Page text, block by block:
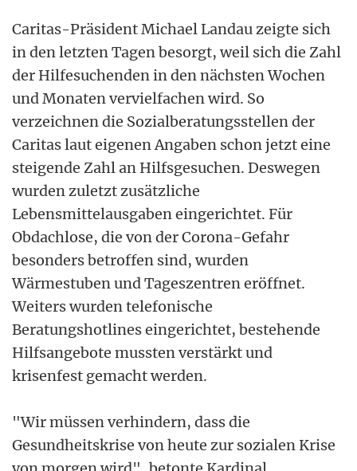
Caritas-Präsident Michael Landau zeigte sich
in den letzten Tagen besorgt, weil sich die Zahl
der Hilfesuchenden in den nächsten Wochen
und Monaten vervielfachen wird. So
verzeichnen die Sozialberatungsstellen der
Caritas laut eigenen Angaben schon jetzt eine
steigende Zahl an Hilfsgesuchen. Deswegen
wurden zuletzt zusätzliche
Lebensmittelausgaben eingerichtet. Für
Obdachlose, die von der Corona-Gefahr
besonders betroffen sind, wurden
Wärmestuben und Tageszentren eröffnet.
Weiters wurden telefonische
Beratungshotlines eingerichtet, bestehende
Hilfsangebote mussten verstärkt und
krisenfest gemacht werden.
"Wir müssen verhindern, dass die
Gesundheitskrise von heute zur sozialen Krise